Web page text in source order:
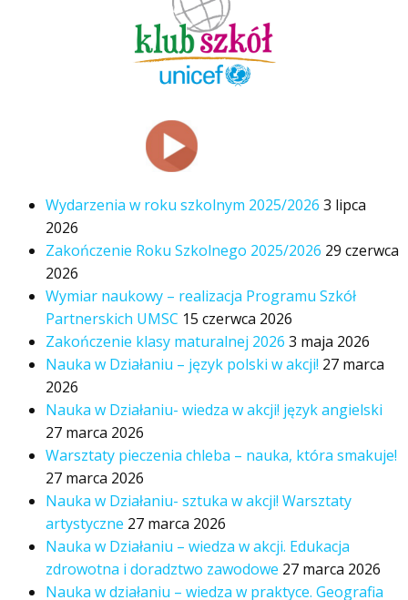
Wydarzenia w roku szkolnym 2025/2026 3 lipca
2026
Zakończenie Roku Szkolnego 2025/2026 29 czerwca
2026
Wymiar naukowy – realizacja Programu Szkół
Partnerskich UMSC 15 czerwca 2026
Zakończenie klasy maturalnej 2026 3 maja 2026
Nauka w Działaniu – język polski w akcji! 27 marca
2026
Nauka w Działaniu- wiedza w akcji! język angielski
27 marca 2026
Warsztaty pieczenia chleba – nauka, która smakuje!
27 marca 2026
Nauka w Działaniu- sztuka w akcji! Warsztaty
artystyczne 27 marca 2026
Nauka w Działaniu – wiedza w akcji. Edukacja
zdrowotna i doradztwo zawodowe 27 marca 2026
Nauka w działaniu – wiedza w praktyce. Geografia